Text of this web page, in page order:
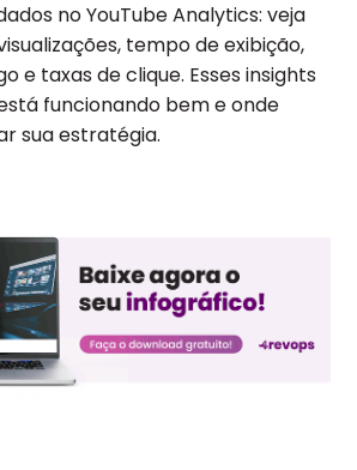
no YouTube Analytics: veja
tempo de exibição,
e taxas de clique. Esses insights
funcionando bem e onde
sua estratégia.